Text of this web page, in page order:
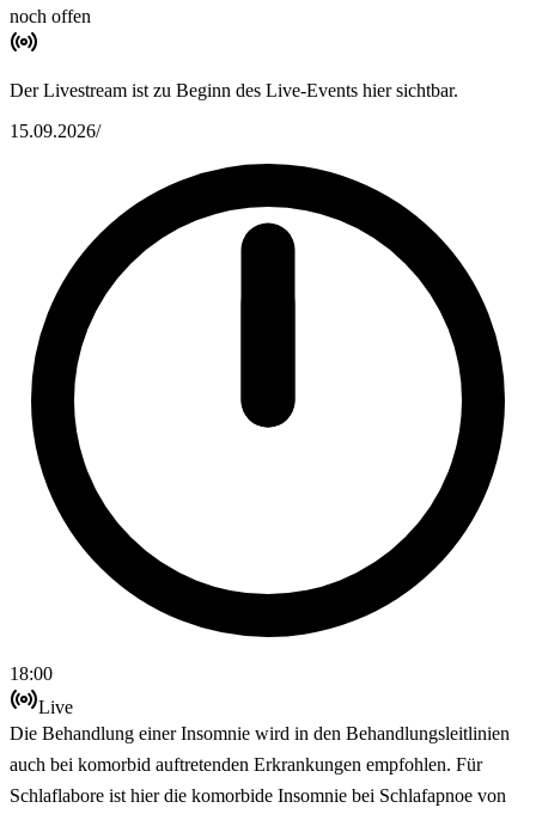
noch offen
Der Livestream ist zu Beginn des Live-Events hier sichtbar.
15.09.2026/
18:00
Live
Die Behandlung einer Insomnie wird in den Behandlungsleitlinien
auch bei komorbid auftretenden Erkrankungen empfohlen. Für
Schlaflabore ist hier die komorbide Insomnie bei Schlafapnoe von